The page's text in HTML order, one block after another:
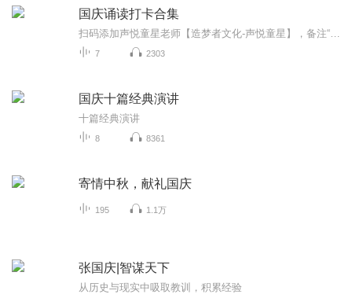
国庆诵读打卡合集
7 2303
国庆十篇经典演讲
十篇经典演讲
8 8361
寄情中秋，献礼国庆
195 1.1万
张国庆|智谋天下
从历史与现实中吸取教训，积累经验